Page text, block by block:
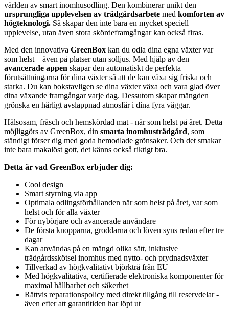
världen av smart inomhusodling. Den kombinerar unikt den
ursprungliga upplevelsen av trädgårdsarbete med komforten av
högteknologi. Så skapar den inte bara en mycket speciell
upplevelse, utan även stora skördeframgångar kan också firas.
Med den innovativa GreenBox kan du odla dina egna växter var
som helst – även på platser utan solljus. Med hjälp av den
avancerade appen skapar den automatiskt de perfekta
förutsättningarna för dina växter så att de kan växa sig friska och
starka. Du kan bokstavligen se dina växter växa och vara glad över
dina växande framgångar varje dag. Dessutom skapar mängden
grönska en härligt avslappnad atmosfär i dina fyra väggar.
Hälsosam, fräsch och hemskördad mat - när som helst på året. Detta
möjliggörs av GreenBox, din smarta inomhusträdgård, som
ständigt förser dig med goda hemodlade grönsaker. Och det smakar
inte bara makalöst gott, det känns också riktigt bra.
Detta är vad GreenBox erbjuder dig:
Cool design
Smart styrning via app
Optimala odlingsförhållanden när som helst på året, var som
helst och för alla växter
För nybörjare och avancerade användare
De första knopparna, groddarna och löven syns redan efter tre
dagar
Kan användas på en mängd olika sätt, inklusive
trädgårdsskötsel inomhus med nytto- och prydnadsväxter
Tillverkad av högkvalitativt björkträ från EU
Med högkvalitativa, certifierade elektroniska komponenter för
maximal hållbarhet och säkerhet
Rättvis reparationspolicy med direkt tillgång till reservdelar -
även efter att garantitiden har löpt ut